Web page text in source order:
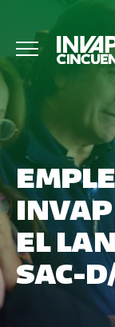
INVAP
EL
SAC-